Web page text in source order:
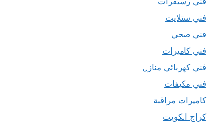
فني ستلايت
فني صحي
فني كاميرات
فني كهربائي منازل
فني مكيفات
كاميرات مراقبة
كراج الكويت